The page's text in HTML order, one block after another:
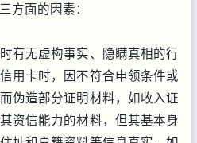
方面的因素：
有无虚构事实、隐瞒真相的行
用卡时，因不符合申领条件或
伪造部分证明材料，如收入证
资信能力的材料，但其基本身